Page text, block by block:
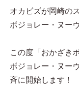
オカビズが岡崎の
ボジョレー・ヌー
この度「おかざき
ボジョレー・ヌー
斉に開始します！